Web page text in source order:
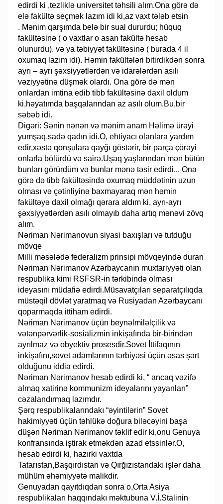
edirdi ki ,tezliklə universitet təhsili alım.Ona görə də
elə fakültə seçmək lazım idi ki,az vaxt tələb etsin
. Mənim qarşımda belə bir sual dururdu; hüquq
fakültəsinə ( o vaxtlar o asan fakültə hesab
olunurdu). və ya təbiyyət fakültəsinə ( burada 4 il
oxumaq lazım idi). Həmin fakültələri bitirdikdən sonra
ayrı – ayrı şəxsiyyətlərdən və idarələrdən asılı
vəziyyətinə düşmək olardı. Ona görə də mən
onlardan imtina edib tibb fakültəsinə daxil oldum
ki,həyatımda başqalarından az asılı olum.Bu,bir
səbəb idi.
Digəri: Sənin nənən və mənim anam Həlimə ürəyi
yumşaq,sadə qadın idi.O, ehtiyacı olanlara yardım
edir,xəstə qonşulara qayğı göstərir, bir parça çörəyi
onlarla bölürdü və sairə.Uşaq yaşlarından mən bütün
bunları görürdüm və bunlar mənə təsir edirdi... Ona
görə də tibb fakültəsində oxumaq müddətinin uzun
olması və çətinliyinə baxmayaraq mən həmin
fakültəyə daxil olmağı qərara aldım ki, ayrı-ayrı
şəxsiyyətlərdən asılı olmayıb daha artıq mənəvi zövq
alım.
Nəriman Nərimanovun siyasi baxışları və tutduğu
mövqe
Milli məsələdə federalizm prinsipi mövqeyində duran
Nəriman Nərimanov Azərbaycanın muxtariyyəti olan
respublika kimi RSFSR-in tərkibində olması
ideyasını müdafiə edirdi.Müsavatçıları separatçılıqda
müstəqil dövlət yaratmaq və Rusiyadan Azərbaycanı
qoparmaqda ittiham edirdi.
Nəriman Nərimanov üçün beynəlmiləlçilik və
vətənpərvərlik-sosializmin inkişafında bir-birindən
ayrılmaz və obyektiv prosesdir.Sovet İttifaqının
inkişafını,sovet adamlarının tərbiyəsi üçün əsas şərt
olduğunu iddia edirdi.
Nəriman Nərimanov hesab edirdi ki, “ ancaq vəzifə
almaq xatirinə kommunizm ideyalarını yayanları”
cəzalandırmaq lazımdır.
Şərq respublikalarındakı “əyintilərin” Sovet
hakimiyyəti üçün təhlükə doğura biləcəyini başa
düşən Nəriman Nərimanov təklif edir ki,onu Genuya
konfransında iştirak etməkdən azad etssinlər.O,
hesab edirdi ki, hazırki vaxtda
Tatarıstan,Başqırdıstan və Qırğızıstandakı işlər daha
mühüm əhəmiyyətə malikdir.
Genuyadan qayıtdıqdan sonra o,Orta Asiya
respublikaları haqqındakı məktubuna V.İ.Stalinin